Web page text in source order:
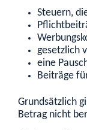
Steuern,
gesetzlich
eine
Beiträge
Grundsätzlich
Betrag nicht